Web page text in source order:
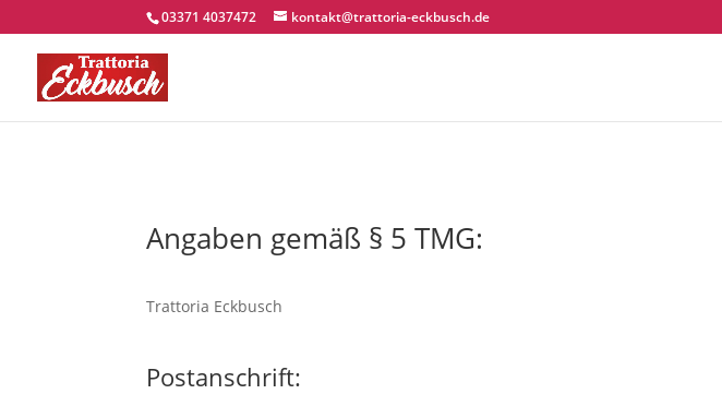
03371 4037472 kontakt@trattoria-eckbusch.de
Angaben gemäß § 5 TMG:
Trattoria Eckbusch
Postanschrift: